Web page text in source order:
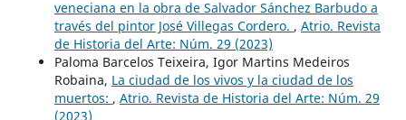
veneciana en la obra de Salvador Sánchez Barbudo a
través del pintor José Villegas Cordero. , Atrio. Revista
de Historia del Arte: Núm. 29 (2023)
Paloma Barcelos Teixeira, Igor Martins Medeiros
Robaina, La ciudad de los vivos y la ciudad de los
muertos: , Atrio. Revista de Historia del Arte: Núm. 29
(2023)